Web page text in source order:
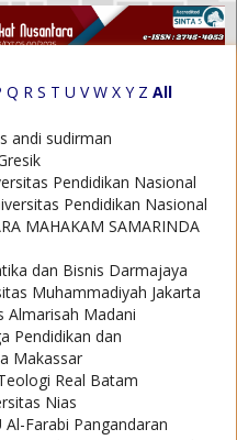
Q R S T U V W X Y Z All
andi sudirman
Pendidikan Nasional
Pendidikan Nasional
MAHAKAM SAMARINDA
dan Bisnis Darmajaya
Muhammadiyah Jakarta
Almarisah Madani
Pendidikan dan
Makassar
Real Batam
Nias
Al-Farabi Pangandaran